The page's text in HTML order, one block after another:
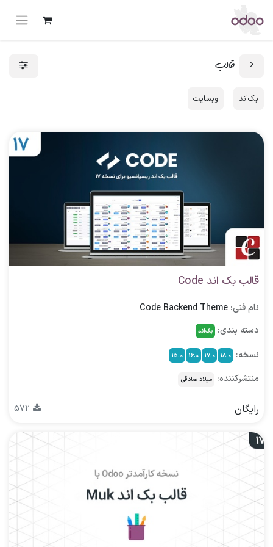
قالب
بک‌اند وبسایت
قالب بک اند Code
نام فنی: Code Backend Theme
دسته بندی: بک‌اند
نسخه: 18.0
17.0
16.0
15.0
منتشرکننده: میلاد صادقی
رایگان 572